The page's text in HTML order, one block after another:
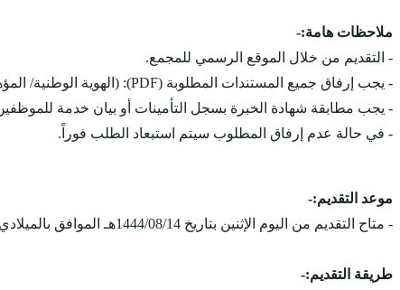
ملاحظات هامة:-
- التقديم من خلال الموقع الرسمي للمجمع.
- يجب إرفاق جميع المستندات المطلوبة (PDF): (الهوية الوطنية/ المؤهل/ شهادة الخبرة/ سجل التأمينات).
- يجب مطابقة شهادة الخبرة بسجل التأمينات أو بيان خدمة
- في حالة عدم إرفاق المطلوب سيتم استبعاد الطلب فوراً.
موعد التقديم:-
- متاح التقديم من اليوم الإثنين بتاريخ 1444/08/14هـ الموافق بالميلادي 2023/03/06م، وينتهي التقديم يوم الخميس بتاريخ 1444/08/17هـ الموافق بالميلادي 2023/03/09م.
طريقة التقديم:-